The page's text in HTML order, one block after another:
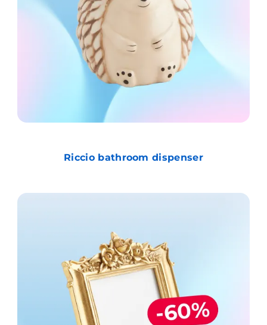
Riccio bathroom dispenser